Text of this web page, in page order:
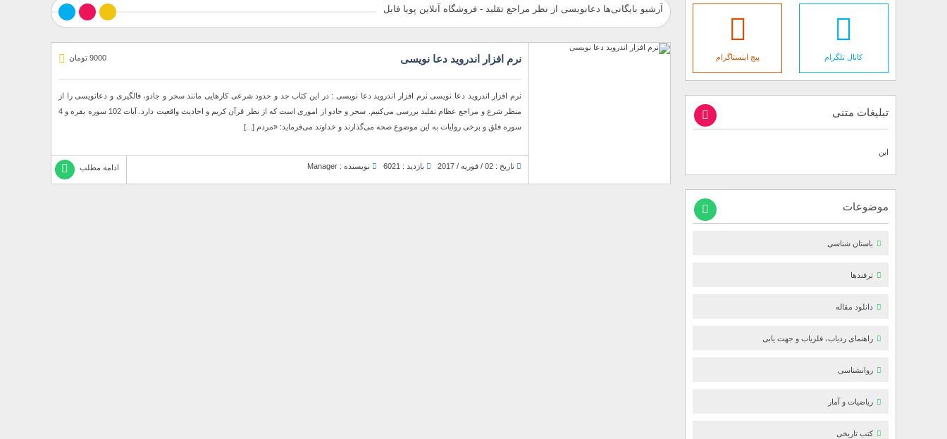
آرشیو بایگانی‌ها دعانویسی از نظر مراجع تقلید - فروشگاه آنلاین پویا فایل
9000 تومان نرم افزار اندروید دعا نویسی
نرم افزار اندروید دعا نویسی نرم افزار اندروید دعا نویسی : در این کتاب حد و حدود شرعی کارهایی مانند سحر و جادو، فالگیری و دعانویسی را از
منظر شرع و مراجع عظام تقلید بررسی می‌کنیم. سحر و جادو از اموری است که از نظر قرآن كريم و احاديث واقعيت دارد. آیات 102 سوره بقره و 4
سوره فلق و برخی روایات به این موضوع صحه می‌گذارند و خداوند می‌فرماید: «مردم [...]
ادامه مطلب تاریخ : 02 / فوریه / 2017 بازدید : 6021 نویسنده : Manager
کانال تلگرام پیج اینستاگرام
تبلیغات متنی
این
موضوعات
باستان شناسی
ترفندها
دانلود مقاله
راهنمای ردیاب، فلزیاب و جهت یابی
روانشناسی
ریاضیات و آمار
کتب تاریخی